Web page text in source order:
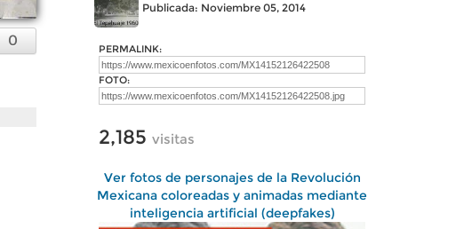
0
Publicada: Noviembre 05, 2014
PERMALINK:
FOTO:
2,185 visitas
Ver fotos de personajes de la Revolución
Mexicana coloreadas y animadas mediante
inteligencia artificial (deepfakes)